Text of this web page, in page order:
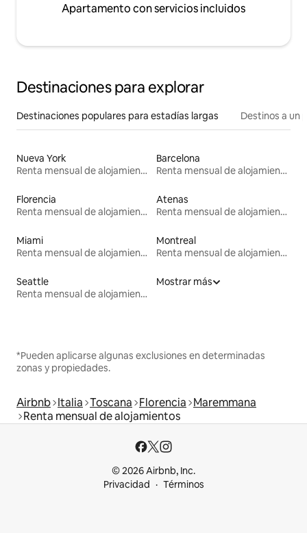
Apartamento con servicios incluidos
Destinaciones para explorar
Destinaciones populares para estadías largas Destinos a un
Nueva York
Renta mensual de alojamientos
Barcelona
Renta mensual de alojamientos
Florencia
Renta mensual de alojamientos
Atenas
Renta mensual de alojamientos
Miami
Renta mensual de alojamientos
Montreal
Renta mensual de alojamientos
Seattle
Renta mensual de alojamientos
Mostrar más
*Pueden aplicarse algunas exclusiones en determinadas
zonas y propiedades.
Airbnb Italia Toscana Florencia Maremmana
Renta mensual de alojamientos
© 2026 Airbnb, Inc.
Privacidad
Términos